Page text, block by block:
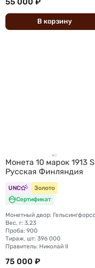
В корзину
Монета 10 марок 1913 S
Русская Финляндия
UNC
Золото
Сертификат
Вес, г: 3,23
Проба: 900
Тираж, шт: 396 000
Правитель: Николай II
75 000 ₽